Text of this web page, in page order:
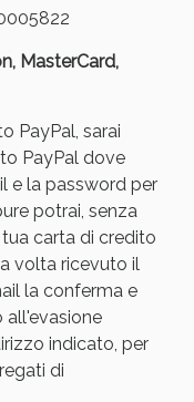
MasterCard,
PayPal, sarai
PayPal dove
e la password per
potrai, senza
carta di credito
volta ricevuto il
la conferma e
indicato, per
di